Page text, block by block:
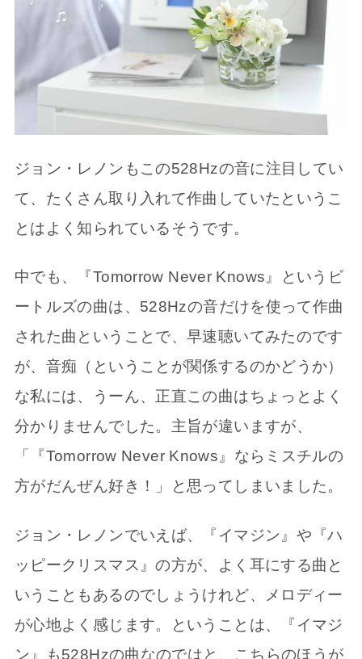
ジョン・レノンもこの528Hzの音に注目してい
て、たくさん取り入れて作曲していたというこ
とはよく知られているそうです。
中でも、『Tomorrow Never Knows』というビ
ートルズの曲は、528Hzの音だけを使って作曲
された曲ということで、早速聴いてみたのです
が、音痴（ということが関係するのかどうか）
な私には、うーん、正直この曲はちょっとよく
分かりませんでした。主旨が違いますが、
「『Tomorrow Never Knows』ならミスチルの
方がだんぜん好き！」と思ってしまいました。
ジョン・レノンでいえば、『イマジン』や『ハ
ッピークリスマス』の方が、よく耳にする曲と
いうこともあるのでしょうけれど、メロディー
が心地よく感じます。ということは、『イマジ
ン』も528Hzの曲なのではと、こちらのほうが